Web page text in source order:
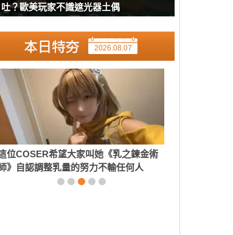
吐？歐美玩家不識遮光器土偶
2026.08.07